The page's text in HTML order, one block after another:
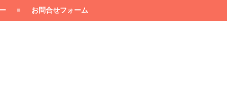
お問合せフォーム